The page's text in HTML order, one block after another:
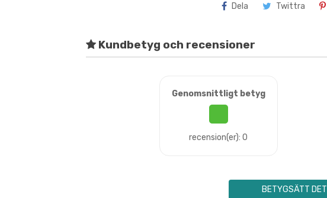
Dela Twittra
Kundbetyg och recensioner
Genomsnittligt betyg
recension(er): 0
BETYGSÄTT DET